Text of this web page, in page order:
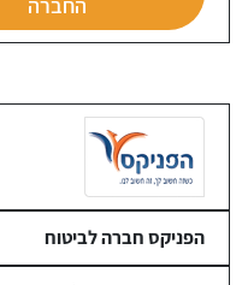
החברה
הפניקס חברה לביטוח